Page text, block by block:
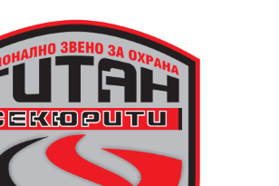
Градище. Електрическият
в 19:30 ч. от пл. „Възраждане“, а
в 00:00 ч. – от паркинга до
със себе си връхна дреха и одеяло
информация тел. 0887907075.